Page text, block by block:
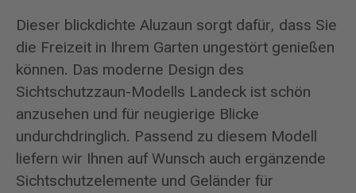
Dieser blickdichte Aluzaun sorgt dafür, dass Sie
die Freizeit in Ihrem Garten ungestört genießen
können. Das moderne Design des
Sichtschutzzaun-Modells Landeck ist schön
anzusehen und für neugierige Blicke
undurchdringlich. Passend zu diesem Modell
liefern wir Ihnen auf Wunsch auch ergänzende
Sichtschutzelemente und Geländer für